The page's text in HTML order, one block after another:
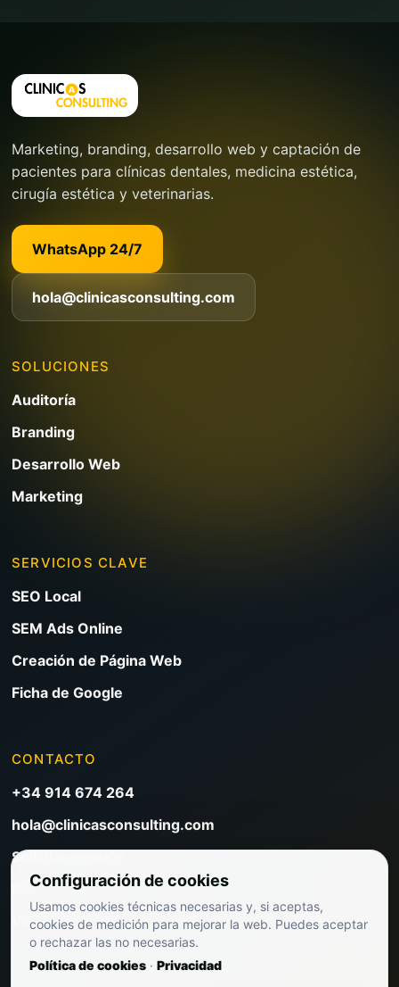
Marketing, branding, desarrollo web y captación de
pacientes para clínicas dentales, medicina estética,
cirugía estética y veterinarias.
WhatsApp 24/7
hola@clinicasconsulting.com
SOLUCIONES
Auditoría
Branding
Desarrollo Web
Marketing
SERVICIOS CLAVE
SEO Local
SEM Ads Online
Creación de Página Web
Ficha de Google
CONTACTO
+34 914 674 264
hola@clinicasconsulting.com
Solicitar reunión
Blog de marketing clínico
Ver precios
Configuración de cookies
Usamos cookies técnicas necesarias y, si aceptas,
cookies de medición para mejorar la web. Puedes aceptar
o rechazar las no necesarias.
Política de cookies · Privacidad